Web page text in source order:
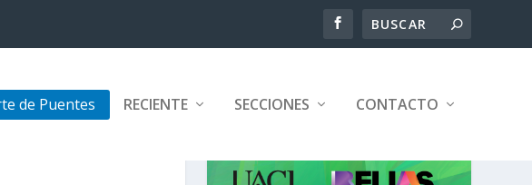
de Puentes RECIENTE SECCIONES CONTACTO